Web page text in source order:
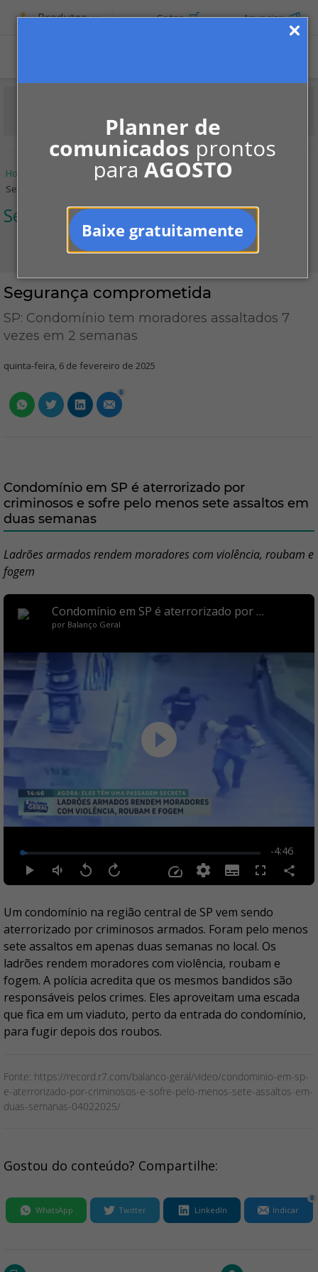
Planner de
comunicados prontos
para AGOSTO
Baixe gratuitamente
Produtos Cotar Anunciar
Home Notícias
Segurança
Segurança comprometida
Segurança
Segurança comprometida
SP: Condomínio tem moradores assaltados 7
vezes em 2 semanas
quinta-feira, 6 de fevereiro de 2025
0
Condomínio em SP é aterrorizado por
criminosos e sofre pelo menos sete assaltos em
duas semanas
Ladrões armados rendem moradores com violência, roubam e
fogem
Um condomínio na região central de SP vem sendo
aterrorizado por criminosos armados. Foram pelo menos
sete assaltos em apenas duas semanas no local. Os
ladrões rendem moradores com violência, roubam e
fogem. A polícia acredita que os mesmos bandidos são
responsáveis pelos crimes. Eles aproveitam uma escada
que fica em um viaduto, perto da entrada do condomínio,
para fugir depois dos roubos.
Fonte: https://record.r7.com/balanco-geral/video/condominio-em-sp-
e-aterrorizado-por-criminosos-e-sofre-pelo-menos-sete-assaltos-em-
duas-semanas-04022025/
Gostou do conteúdo? Compartilhe:
WhatsApp Twitter LinkedIn Indicar
0